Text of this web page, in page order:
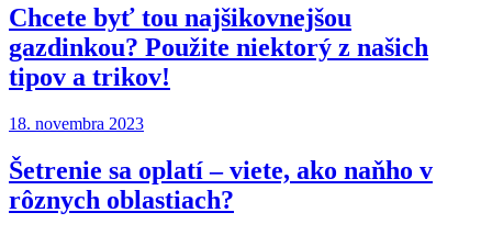
Chcete byť tou najšikovnejšou
gazdinkou? Použite niektorý z našich
tipov a trikov!
18. novembra 2023
Šetrenie sa oplatí – viete, ako naňho v
rôznych oblastiach?